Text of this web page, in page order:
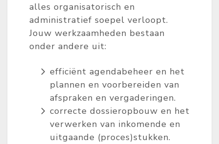
alles organisatorisch en
administratief soepel verloopt.
Jouw werkzaamheden bestaan
onder andere uit:
efficiënt agendabeheer en het
plannen en voorbereiden van
afspraken en vergaderingen.
correcte dossieropbouw en het
verwerken van inkomende en
uitgaande (proces)stukken.